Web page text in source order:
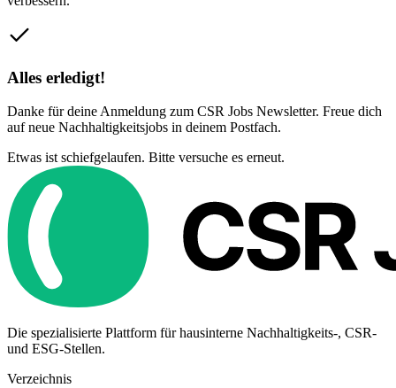
Alles erledigt!
Danke für deine Anmeldung zum CSR Jobs Newsletter. Freue dich
auf neue Nachhaltigkeitsjobs in deinem Postfach.
Etwas ist schiefgelaufen. Bitte versuche es erneut.
Die spezialisierte Plattform für hausinterne Nachhaltigkeits-, CSR-
und ESG-Stellen.
Verzeichnis